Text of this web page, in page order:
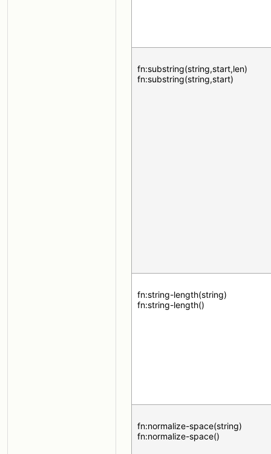
fn:substring(string,start,len)
fn:substring(string,start)
fn:string-length(string)
fn:string-length()
fn:normalize-space(string)
fn:normalize-space()